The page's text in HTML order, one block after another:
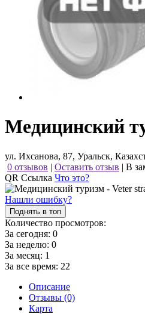
Медицинский
ул. Ихсанова, 87, Уральск,
0 отзывов | Оставить отзыв | В
QR Ссылка Что это?
Нашли ошибку?
Поднять в топ
Количество просмотров:
За сегодня: 0
За неделю: 0
За месяц: 1
За все время: 22
Описание
Отзывы (0)
Карта